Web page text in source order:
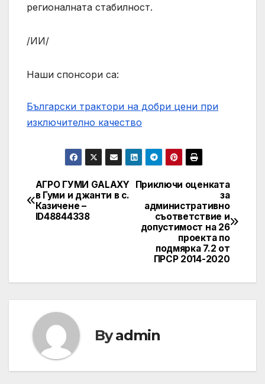
регионалната стабилност.
/ИИ/
Наши спонсори са:
Български трактори на добри цени при
изключително качество
Post
navigation
Приключи оценката
за
административно
съответствие и
допустимост на 26
проекта по
подмярка 7.2 от
ПРСР 2014-2020
АГРО ГУМИ GALAXY
в Гуми и джанти в с.
Казичене –
ID48844338
Byadmin